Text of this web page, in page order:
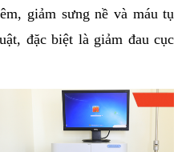
giảm sưng nề và máu tụ
đặc biệt là giảm đau cục